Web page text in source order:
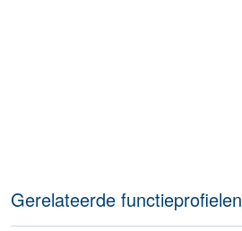
Gerelateerde functieprofielen